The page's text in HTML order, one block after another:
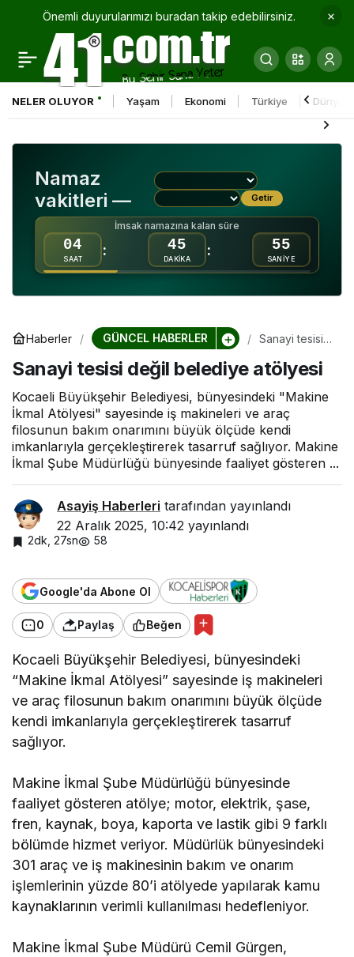
Önemli duyurularımızı buradan takip edebilirsiniz.
NELER OLUYOR Yaşam Ekonomi Türkiye Dünya
Namaz
vakitleri —
Getir
İmsak namazına kalan süre
04
SAAT
: 45
DAKİKA
: 54
SANİYE
Haberler GÜNCEL HABERLER
Sanayi tesisi
belediye
atölyesi
Sanayi tesisi değil belediye atölyesi
Kocaeli Büyükşehir Belediyesi, bünyesindeki "Makine
İkmal Atölyesi" sayesinde iş makineleri ve araç
filosunun bakım onarımını büyük ölçüde kendi
imkanlarıyla gerçekleştirerek tasarruf sağlıyor. Makine
İkmal Şube Müdürlüğü bünyesinde faaliyet gösteren ...
Asayiş Haberleri tarafından yayınlandı
22 Aralık 2025, 10:42 yayınlandı
2dk, 27sn 58
Google'da Abone Ol
0 Paylaş Beğen
Kocaeli Büyükşehir Belediyesi, bünyesindeki
“Makine İkmal Atölyesi” sayesinde iş makineleri
ve araç filosunun bakım onarımını büyük ölçüde
kendi imkanlarıyla gerçekleştirerek tasarruf
sağlıyor.
Makine İkmal Şube Müdürlüğü bünyesinde
faaliyet gösteren atölye; motor, elektrik, şase,
fren, kaynak, boya, kaporta ve lastik gibi 9 farklı
bölümde hizmet veriyor. Müdürlük bünyesindeki
301 araç ve iş makinesinin bakım ve onarım
işlemlerinin yüzde 80’i atölyede yapılarak kamu
kaynaklarının verimli kullanılması hedefleniyor.
Makine İkmal Şube Müdürü Cemil Gürgen,
Çöp evlerin altındaki
gizli tehlike
0 Paylaş